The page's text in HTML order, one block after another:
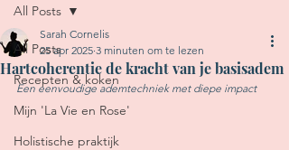
All Posts
Recepten & koken
Mijn 'La Vie en Rose'
Holistische praktijk
All Posts
Hartcoherentie de kracht van je basisadem
Sarah Cornelis
25 apr 2025 3 minuten om te lezen
Een eenvoudige ademtechniek met diepe impact